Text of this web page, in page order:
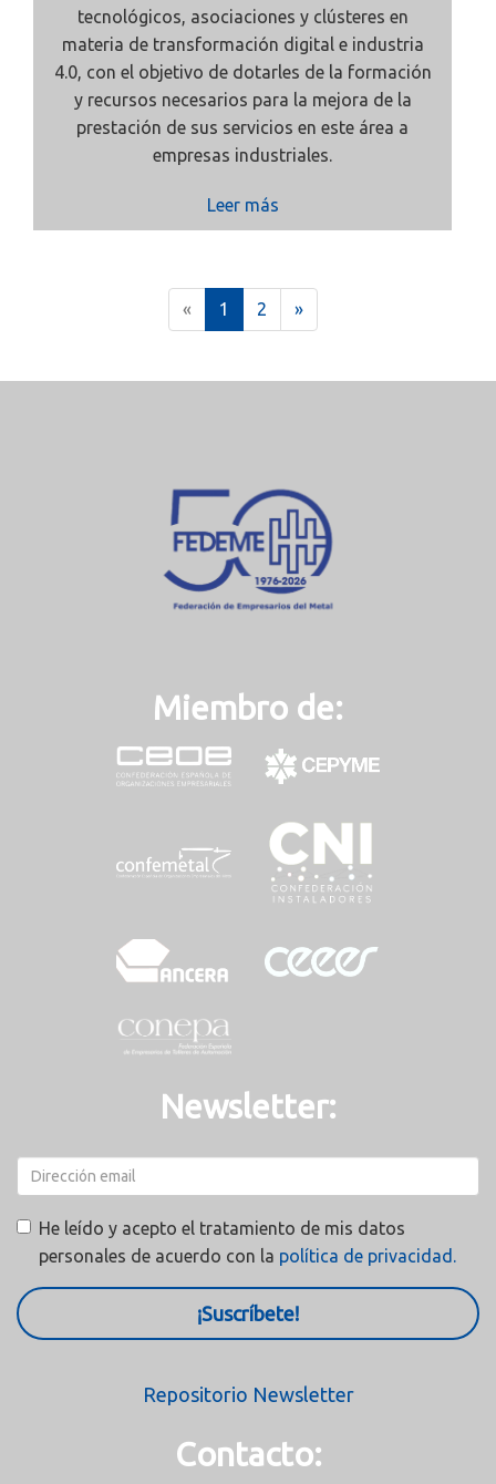
tecnológicos, asociaciones y clústeres en
materia de transformación digital e industria
4.0, con el objetivo de dotarles de la formación
y recursos necesarios para la mejora de la
prestación de sus servicios en este área a
empresas industriales.
Leer más
« 1
c
t
)
2 »
Miembro de:
Newsletter:
He leído y acepto el tratamiento de mis datos
personales de acuerdo con la política de privacidad.
¡Suscríbete!
Repositorio Newsletter
Contacto: